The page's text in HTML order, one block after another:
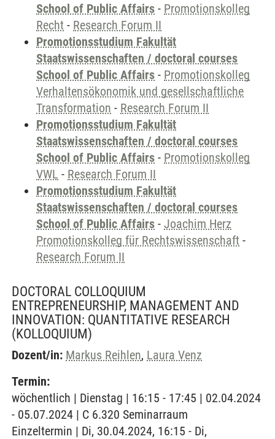
School of Public Affairs - Promotionskolleg
Recht - Research Forum II
Promotionsstudium Fakultät
Staatswissenschaften / doctoral courses
School of Public Affairs - Promotionskolleg
Verhaltensökonomik und gesellschaftliche
Transformation - Research Forum II
Promotionsstudium Fakultät
Staatswissenschaften / doctoral courses
School of Public Affairs - Promotionskolleg
VWL - Research Forum II
Promotionsstudium Fakultät
Staatswissenschaften / doctoral courses
School of Public Affairs - Joachim Herz
Promotionskolleg für Rechtswissenschaft -
Research Forum II
DOCTORAL COLLOQUIUM
ENTREPRENEURSHIP, MANAGEMENT AND
INNOVATION: QUANTITATIVE RESEARCH
(KOLLOQUIUM)
Dozent/in: Markus Reihlen, Laura Venz
Termin:
wöchentlich | Dienstag | 16:15 - 17:45 | 02.04.2024
- 05.07.2024 | C 6.320 Seminarraum
Einzeltermin | Di, 30.04.2024, 16:15 - Di,